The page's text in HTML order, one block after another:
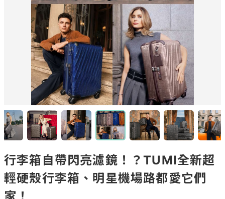
行李箱自帶閃亮濾鏡！？TUMI全新超
輕硬殼行李箱、明星機場路都愛它們